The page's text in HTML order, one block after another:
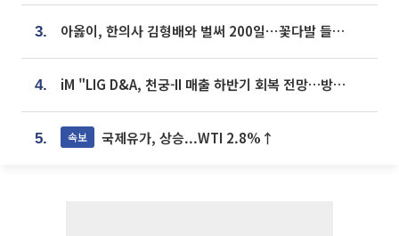
3. 아옳이, 한의사 김형배와 벌써 200일⋯꽃다발 들고 "프러포즈 아냐"
4. iM "LIG D&A, 천궁-II 매출 하반기 회복 전망…방산 톱픽 유지"
5. 속보 국제유가, 상승...WTI 2.8%↑